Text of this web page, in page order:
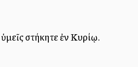
στήκητε ἐν Κυρίῳ.